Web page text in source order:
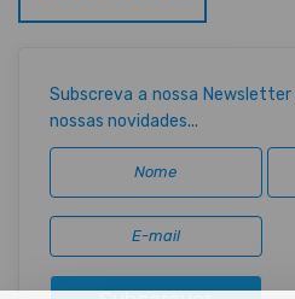
Subscreva a nossa
nossas novidades...